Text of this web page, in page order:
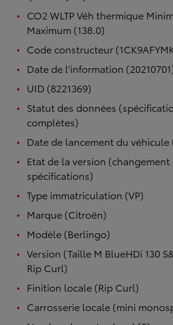
CO2 WLTP Véh thermique
Maximum (138.0)
Code constructeur
Date de l'information
UID (8221369)
Statut des données
complètes)
Date de lancement du véhicule
Etat de la version (changement
spécifications)
Type immatriculation (VP)
Marque (Citroën)
Modèle (Berlingo)
Version (Taille M BlueHDi 130
Rip Curl)
Finition locale (Rip Curl)
Carrosserie locale (mini